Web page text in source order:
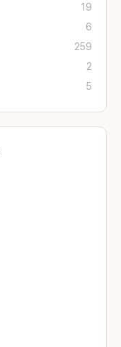
19
6
259
2
5